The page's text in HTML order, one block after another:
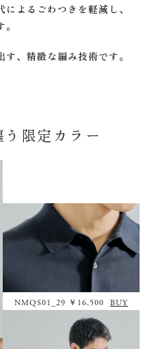
によるごわつきを軽減し、
、精緻な編み技術です。
限定カラー
NMQS01_29 ￥16,500 BUY